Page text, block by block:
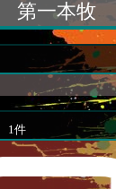
第一本牧
1件